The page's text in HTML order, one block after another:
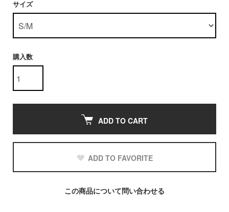
サイズ
購入数
ADD TO CART
ADD TO FAVORITE
この商品について問い合わせる